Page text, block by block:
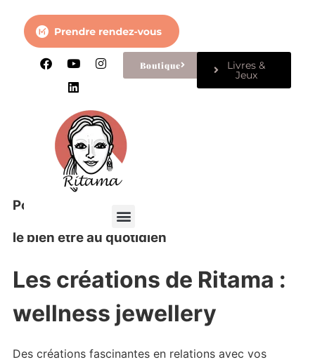
Boutique Livres &
Jeux
Pour
le bien être au quotidien
Les créations de Ritama :
wellness jewellery
Des créations fascinantes en relations avec vos